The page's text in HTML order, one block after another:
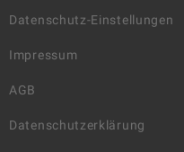
Datenschutz-Einstellungen
Impressum
AGB
Datenschutzerklärung